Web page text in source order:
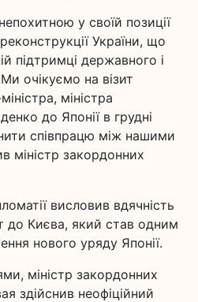
у своїй позиції
України, що
підтримці державного і
очікуємо на візит
міністра
до Японії в грудні
співпрацю між нашими
міністр закордонних
висловив вдячність
до Києва, який став одним
нового уряду Японії.
міністр закордонних
здійснив неофіційний